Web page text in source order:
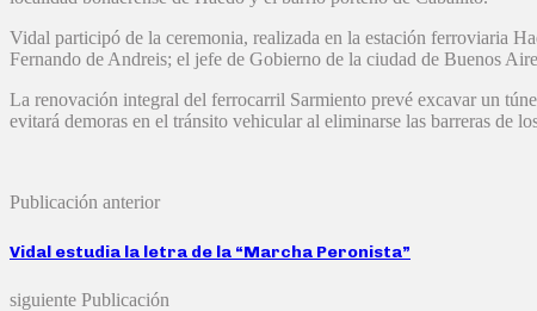
Vidal participó de la ceremonia, realizada en la estación ferroviaria
Fernando de Andreis; el jefe de Gobierno de la ciudad de Buenos
La renovación integral del ferrocarril Sarmiento prevé excavar un
evitará demoras en el tránsito vehicular al eliminarse las barreras de
Publicación anterior
Vidal estudia la letra de la “Marcha Peronista”
siguiente Publicación